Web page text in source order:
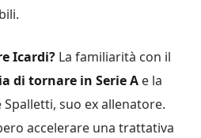
Icardi? La familiarità con il
di tornare in Serie A e la
suo ex allenatore.
accelerare una trattativa